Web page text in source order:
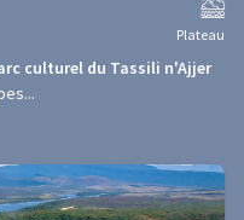
Plateau
culturel du Tassili n'Ajjer